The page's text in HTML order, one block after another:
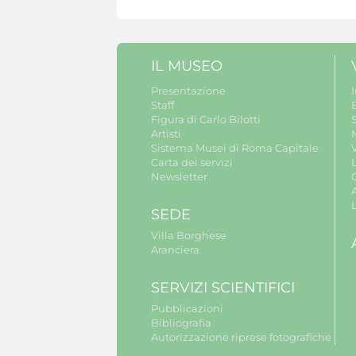
IL MUSEO
Presentazione
Staff
Figura di Carlo Bilotti
Artisti
Sistema Musei di Roma Capitale
Carta dei servizi
Newsletter
SEDE
Villa Borghese
Aranciera
SERVIZI SCIENTIFICI
Pubblicazioni
Bibliografia
Autorizzazione riprese fotografiche